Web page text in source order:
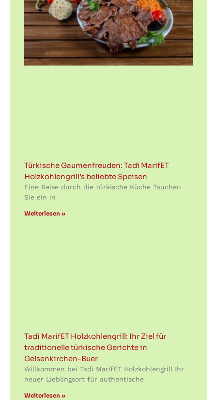
Türkische Gaumenfreuden: Tadi MarifET
Holzkohlengrill’s beliebte Speisen
Eine Reise durch die türkische Küche Tauchen
Sie ein in
Weiterlesen »
Tadi MarifET Holzkohlengrill: Ihr Ziel für
traditionelle türkische Gerichte in
Gelsenkirchen-Buer
Willkommen bei Tadi MarifET Holzkohlengrill Ihr
neuer Lieblingsort für authentische
Weiterlesen »